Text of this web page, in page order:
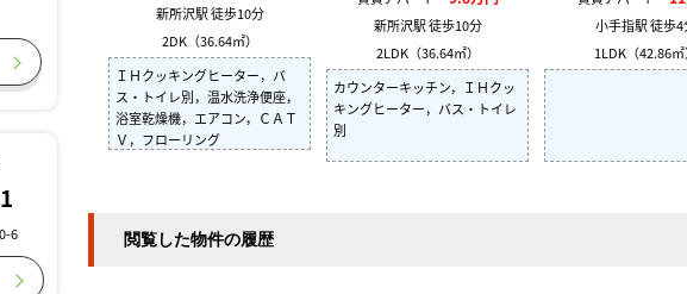
新所沢駅 徒歩10分
2DK（36.64㎡）
ＩＨクッキングヒーター，バ
ス・トイレ別，温水洗浄便座，
浴室乾燥機，エアコン，ＣＡＴ
Ｖ，フローリング
新所沢駅 徒歩10分
2LDK（36.64㎡）
カウンターキッチン，ＩＨクッ
キングヒーター，バス・トイレ
別
小手指駅 徒歩4
1LDK（42.86
閲覧した物件の履歴
6